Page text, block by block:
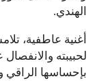
الهندي.
أغنية عاطفية،
لحبيبته
بإحساسها الراقي